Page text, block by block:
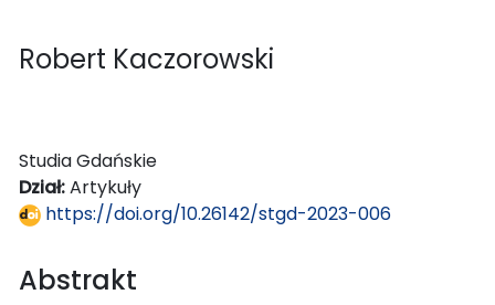
Robert Kaczorowski
Studia Gdańskie
Dział:Artykuły
https://doi.org/10.26142/stgd-2023-006
Abstrakt